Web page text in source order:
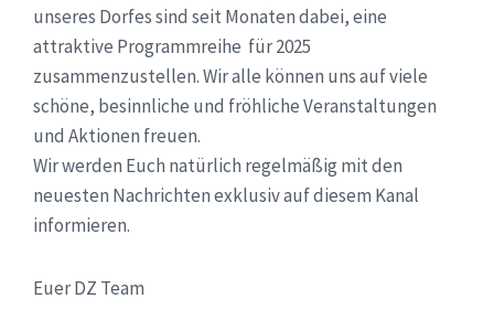
unseres Dorfes sind seit Monaten dabei, eine
attraktive Programmreihe für 2025
zusammenzustellen. Wir alle können uns auf viele
schöne, besinnliche und fröhliche Veranstaltungen
und Aktionen freuen.
Wir werden Euch natürlich regelmäßig mit den
neuesten Nachrichten exklusiv auf diesem Kanal
informieren.
Euer DZ Team